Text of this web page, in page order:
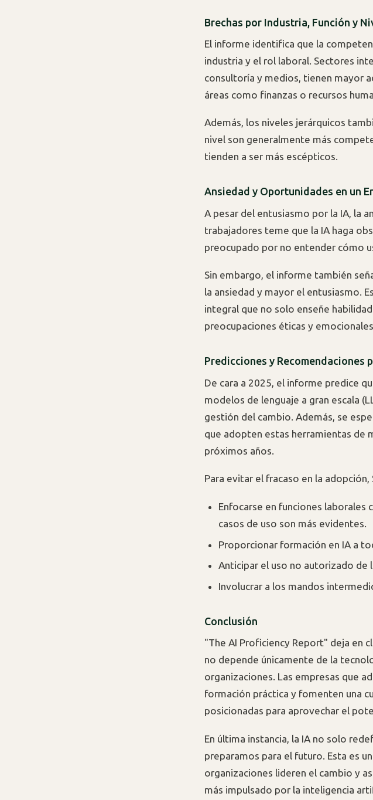
Brechas por Industria, Función y
El informe identifica que la
industria y el rol laboral. Sectores
consultoría y medios, tienen mayor
áreas como finanzas o recursos
Además, los niveles jerárquicos
nivel son generalmente más
tienden a ser más escépticos.
Ansiedad y Oportunidades en un
A pesar del entusiasmo por la IA, la
trabajadores teme que la IA haga
preocupado por no entender cómo
Sin embargo, el informe también
la ansiedad y mayor el entusiasmo.
integral que no solo enseñe
preocupaciones éticas y
Predicciones y Recomendaciones
De cara a 2025, el informe predice
modelos de lenguaje a gran escala
gestión del cambio. Además, se
que adopten estas herramientas de
próximos años.
Para evitar el fracaso en la
Enfocarse en funciones laborales
casos de uso son más evidentes.
Proporcionar formación en IA a
Anticipar el uso no autorizado de
Involucrar a los mandos
Conclusión
"The AI Proficiency Report" deja en
no depende únicamente de la
organizaciones. Las empresas que
formación práctica y fomenten una
posicionadas para aprovechar el
En última instancia, la IA no solo
preparamos para el futuro. Esta es
organizaciones lideren el cambio y
más impulsado por la inteligencia